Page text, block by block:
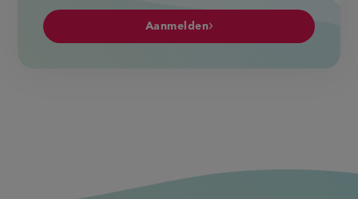
Aanmelden